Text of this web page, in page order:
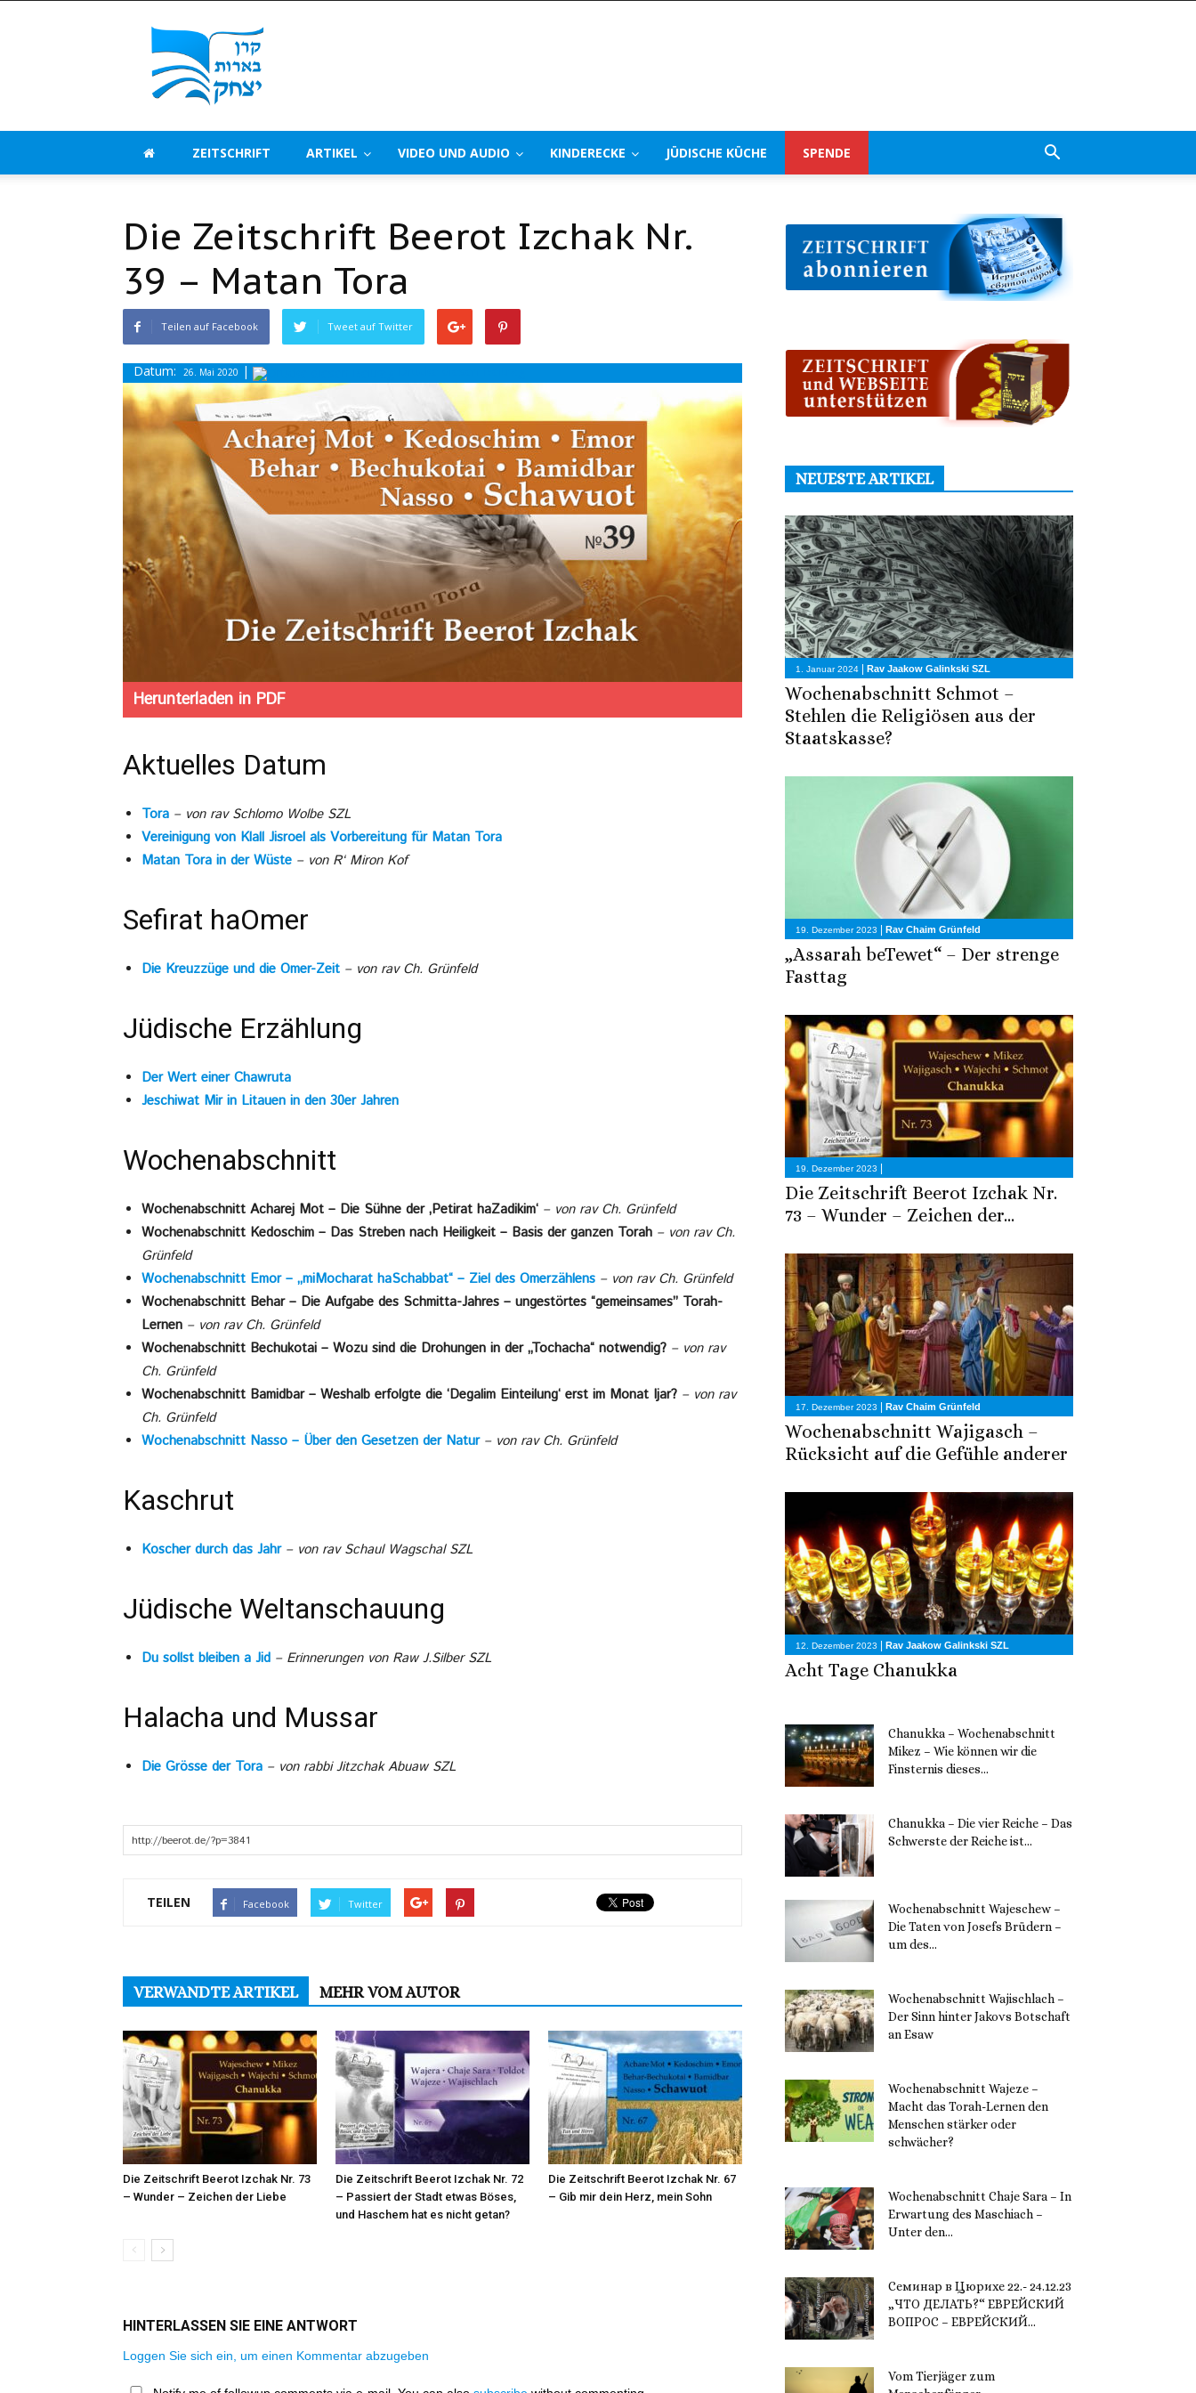
Beerot
Izchak
Deutschland
ZEITSCHRIFT ARTIKEL VIDEO UND AUDIO KINDERECKE JÜDISCHE KÜCHE SPENDE
Die Zeitschrift Beerot Izchak Nr.
39 – Matan Tora
Teilen auf Facebook Tweet auf Twitter
Datum: 26. Mai 2020 |
Herunterladen in PDF
Aktuelles Datum
Tora – von rav Schlomo Wolbe SZL
Vereinigung von Klall Jisroel als Vorbereitung für Matan Tora
Matan Tora in der Wüste – von R‘ Miron Kof
Sefirat haOmer
Die Kreuzzüge und die Omer-Zeit – von rav Ch. Grünfeld
Jüdische Erzählung
Der Wert einer Chawruta
Jeschiwat Mir in Litauen in den 30er Jahren
Wochenabschnitt
Wochenabschnitt Acharej Mot – Die Sühne der ‚Petirat haZadikim‘ – von rav Ch. Grünfeld
Wochenabschnitt Kedoschim – Das Streben nach Heiligkeit – Basis der ganzen Torah – von rav Ch.
Grünfeld
Wochenabschnitt Emor – „miMocharat haSchabbat“ – Ziel des Omerzählens – von rav Ch. Grünfeld
Wochenabschnitt Behar – Die Aufgabe des Schmitta-Jahres – ungestörtes “gemeinsames” Torah-
Lernen – von rav Ch. Grünfeld
Wochenabschnitt Bechukotai – Wozu sind die Drohungen in der „Tochacha“ notwendig? – von rav
Ch. Grünfeld
Wochenabschnitt Bamidbar – Weshalb erfolgte die ‘Degalim Einteilung‘ erst im Monat Ijar? – von rav
Ch. Grünfeld
Wochenabschnitt Nasso – Über den Gesetzen der Natur – von rav Ch. Grünfeld
Kaschrut
Koscher durch das Jahr – von rav Schaul Wagschal SZL
Jüdische Weltanschauung
Du sollst bleiben a Jid – Erinnerungen von Raw J.Silber SZL
Halacha und Mussar
Die Grösse der Tora – von rabbi Jitzchak Abuaw SZL
TEILEN Facebook Twitter
VERWANDTE ARTIKEL MEHR VOM AUTOR
Die Zeitschrift Beerot Izchak Nr. 73
– Wunder – Zeichen der Liebe
Die Zeitschrift Beerot Izchak Nr. 72
– Passiert der Stadt etwas Böses,
und Haschem hat es nicht getan?
Die Zeitschrift Beerot Izchak Nr. 67
– Gib mir dein Herz, mein Sohn
HINTERLASSEN SIE EINE ANTWORT
Loggen Sie sich ein, um einen Kommentar abzugeben
NEUESTE ARTIKEL
1. Januar 2024 | Rav Jaakow Galinkski SZL
Wochenabschnitt Schmot –
Stehlen die Religiösen aus der
Staatskasse?
19. Dezember 2023 | Rav Chaim Grünfeld
„Assarah beTewet“ – Der strenge
Fasttag
19. Dezember 2023 |
Die Zeitschrift Beerot Izchak Nr.
73 – Wunder – Zeichen der...
17. Dezember 2023 | Rav Chaim Grünfeld
Wochenabschnitt Wajigasch –
Rücksicht auf die Gefühle anderer
12. Dezember 2023 | Rav Jaakow Galinkski SZL
Acht Tage Chanukka
Chanukka – Wochenabschnitt
Mikez – Wie können wir die
Finsternis dieses...
Chanukka – Die vier Reiche – Das
Schwerste der Reiche ist...
Wochenabschnitt Wajeschew –
Die Taten von Josefs Brüdern –
um des...
Wochenabschnitt Wajischlach –
Der Sinn hinter Jakovs Botschaft
an Esaw
Wochenabschnitt Wajeze –
Macht das Torah-Lernen den
Menschen stärker oder
schwächer?
Wochenabschnitt Chaje Sara – In
Erwartung des Maschiach –
Unter den...
Семинар в Цюрихе 22.- 24.12.23
„ЧТО ДЕЛАТЬ?“ ЕВРЕЙСКИЙ
ВОПРОС – ЕВРЕЙСКИЙ...
Vom Tierjäger zum